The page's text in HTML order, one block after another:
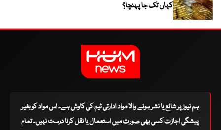
کہاں تک جا پہنچا؟
ہم نیوز پر شائع یا نشر ہونے والا مواد ادارتی ٹیم کی کاوش ہے۔ اس مواد کو بغیر
پیشگی اجازت کسی بھی صورت میں استعمال یا نقل کرنا درست نہیں۔ تمام